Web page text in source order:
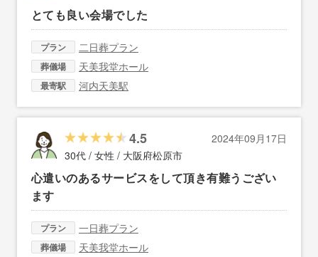
とても良い会場でした
プラン 二日葬プラン
葬儀場 天美我堂ホール
最寄駅 河内天美駅
4.5
2024年09月17日
30代 / 女性 / 大阪府松原市
心遣いのあるサービスをして頂き有難うござい
ます
プラン 一日葬プラン
葬儀場 天美我堂ホール